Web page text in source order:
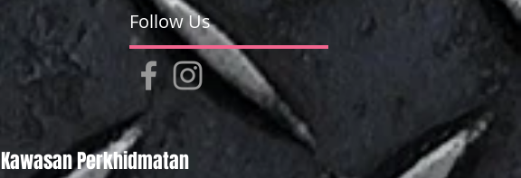
Follow Us
Kawasan Perkhidmatan